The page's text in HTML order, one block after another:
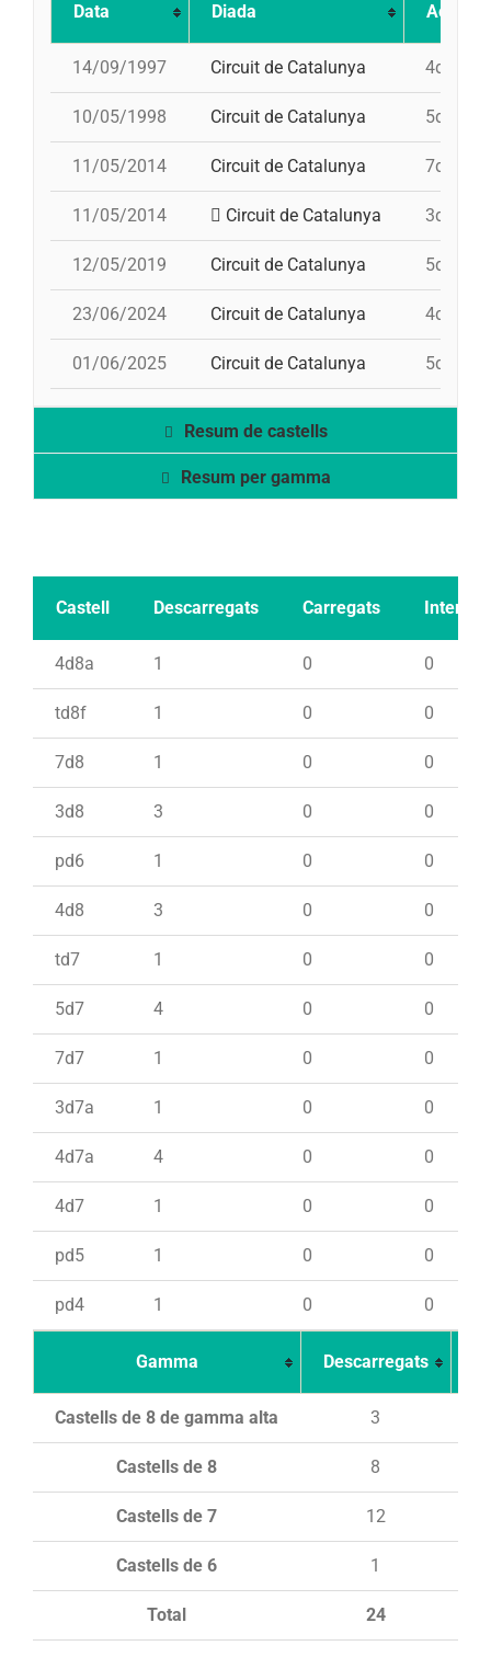
Data Diada
14/09/1997 Circuit de Catalunya 4d7a,
10/05/1998 Circuit de Catalunya 5d7,
11/05/2014 Circuit de Catalunya 7d8,
11/05/2014 Circuit de Catalunya
12/05/2019 Circuit de Catalunya 5d7,
23/06/2024 Circuit de Catalunya 4d8
01/06/2025 Circuit de Catalunya 5d7,
Resum de castells
Resum per gamma
Castell Descarregats Carregats Intents
4d8a 1 0 0
td8f 1 0 0
7d8 1 0 0
3d8 3 0 0
pd6 1 0 0
4d8 3 0 0
td7 1 0 0
5d7 4 0 0
7d7 1 0 0
3d7a 1 0 0
4d7a 4 0 0
4d7 1 0 0
pd5 1 0 0
pd4 1 0 0
Gamma Descarregats
Total 24
Castells de 8 de gamma alta 3
Castells de 8 8
Castells de 7 12
Castells de 6 1